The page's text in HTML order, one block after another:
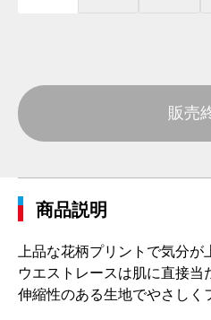
販売
商品説明
上品な花柄プリントで気分が
ウエストレースは肌に直接当
伸縮性のある生地でやさしく